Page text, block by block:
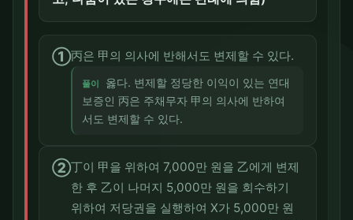
①丙은 甲의 의사에 반해서도 변제할 수 있다.
풀이
옳다. 변제할 정당한 이익이 있는 연대
보증인 丙은 주채무자 甲의 의사에 반하여
서도 변제할 수 있다.
②丁이 甲을 위하여 7,000만 원을 乙에게 변제
한 후 乙이 나머지 5,000만 원을 회수하기
위하여 저당권을 실행하여 X가 5,000만 원